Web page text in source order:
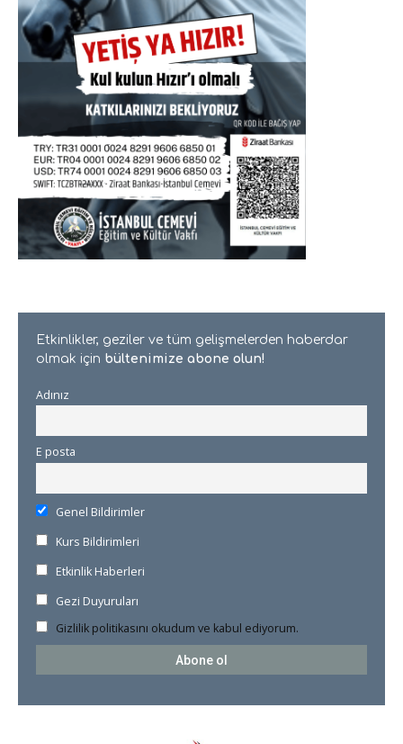
Etkinlikler, geziler ve tüm gelişmelerden haberdar
olmak için bültenimize abone olun!
Adınız
E posta
Genel Bildirimler
Kurs Bildirimleri
Etkinlik Haberleri
Gezi Duyuruları
Gizlilik politikasını okudum ve kabul ediyorum.